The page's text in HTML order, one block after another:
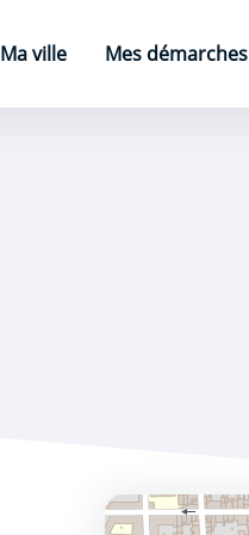
Ma ville
Mes démarches